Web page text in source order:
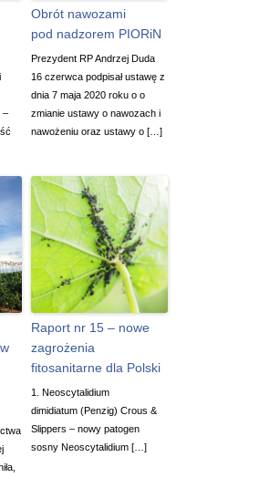
–
Obrót nawozami
pod nadzorem PIORiN
Prezydent RP Andrzej Duda
16 czerwca podpisał ustawę z
dnia 7 maja 2020 roku o o
zmianie ustawy o nawozach i
nawożeniu oraz ustawy o […]
Raport nr 15 – nowe
zagrożenia
fitosanitarne dla Polski
1. Neoscytalidium
dimidiatum (Penzig) Crous &
Slippers – nowy patogen
sosny Neoscytalidium […]